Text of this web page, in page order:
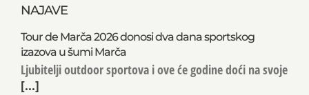
NAJAVE
Tour de Marča 2026 donosi dva dana sportskog
izazova u šumi Marča
Ljubitelji outdoor sportova i ove će godine doći na svoje
[...]